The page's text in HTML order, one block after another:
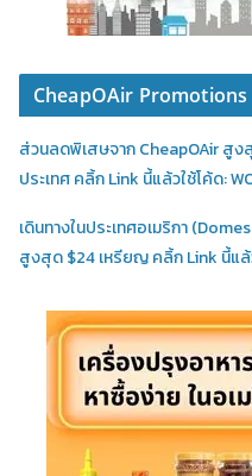
CheapOAir Promotions
ส่วนลดพิเสษจาก CheapOAir สูง
ประเทศ คลิ้ก Link นี้แล้วใช้โค้ด:
เดินทางในประเทศอเมริกา
สูงสุด $24 เหรียญ คลิ้ก Link นี้แล้